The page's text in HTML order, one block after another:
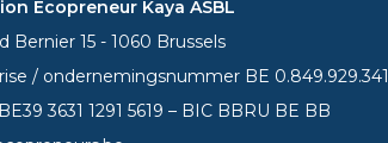
Ecopreneur Kaya ASBL
Bernier 15 - 1060 Brussels
/ ondernemingsnummer BE 0.849.929.341
3631 1291 5619 – BIC BBRU BE BB